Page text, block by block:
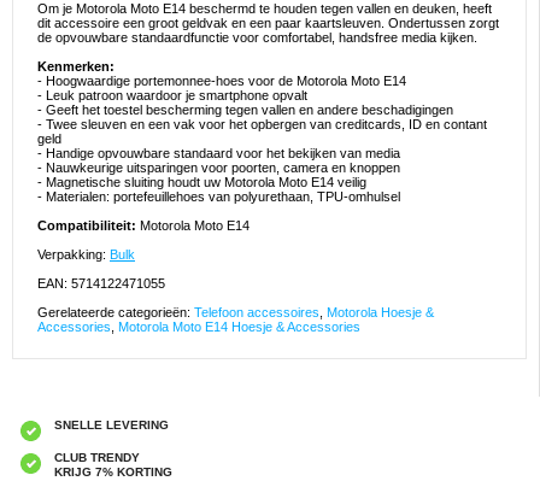
Om je Motorola Moto E14 beschermd te houden tegen vallen en deuken, heeft
dit accessoire een groot geldvak en een paar kaartsleuven. Ondertussen zorgt
de opvouwbare standaardfunctie voor comfortabel, handsfree media kijken.
Kenmerken:
- Hoogwaardige portemonnee-hoes voor de Motorola Moto E14
- Leuk patroon waardoor je smartphone opvalt
- Geeft het toestel bescherming tegen vallen en andere beschadigingen
- Twee sleuven en een vak voor het opbergen van creditcards, ID en contant
geld
- Handige opvouwbare standaard voor het bekijken van media
- Nauwkeurige uitsparingen voor poorten, camera en knoppen
- Magnetische sluiting houdt uw Motorola Moto E14 veilig
- Materialen: portefeuillehoes van polyurethaan, TPU-omhulsel
Compatibiliteit: Motorola Moto E14
Verpakking: Bulk
EAN: 5714122471055
Gerelateerde categorieën: Telefoon accessoires
Motorola Hoesje &
Accessories
Motorola Moto E14 Hoesje & Accessories
SNELLE LEVERING
CLUB TRENDY
KRIJG 7% KORTING